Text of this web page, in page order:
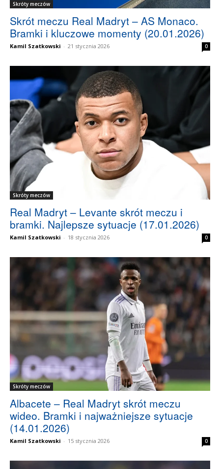
Skróty meczów
Skrót meczu Real Madryt – AS Monaco.
Bramki i kluczowe momenty (20.01.2026)
Kamil Szatkowski - 21 stycznia 2026 0
Skróty meczów
Real Madryt – Levante skrót meczu i
bramki. Najlepsze sytuacje (17.01.2026)
Kamil Szatkowski - 18 stycznia 2026 0
Skróty meczów
Albacete – Real Madryt skrót meczu
wideo. Bramki i najważniejsze sytuacje
(14.01.2026)
Kamil Szatkowski - 15 stycznia 2026 0